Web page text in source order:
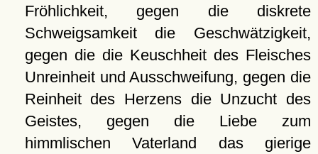
Fröhlichkeit, gegen die diskrete
Schweigsamkeit die Geschwätzigkeit,
gegen die die Keuschheit des Fleisches
Unreinheit und Ausschweifung, gegen die
Reinheit des Herzens die Unzucht des
Geistes, gegen die Liebe zum
himmlischen Vaterland das gierige